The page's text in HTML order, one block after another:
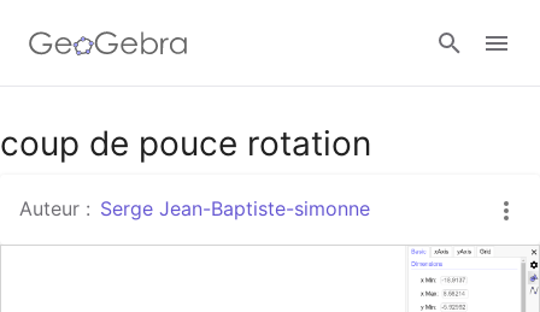
Google Classroom
Classe GeoGebra
coup de pouce rotation
Auteur : Serge Jean-Baptiste-simonne